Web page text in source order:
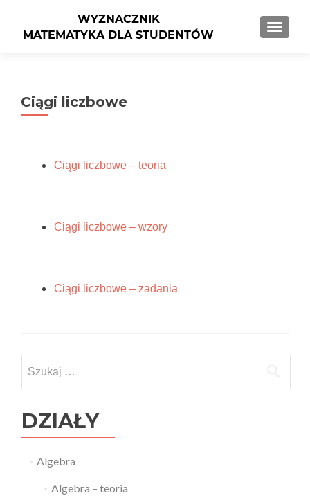
Ciągi liczbowe
Ciągi liczbowe – teoria
Ciągi liczbowe – wzory
Ciągi liczbowe – zadania
DZIAŁY
Algebra
Algebra – teoria